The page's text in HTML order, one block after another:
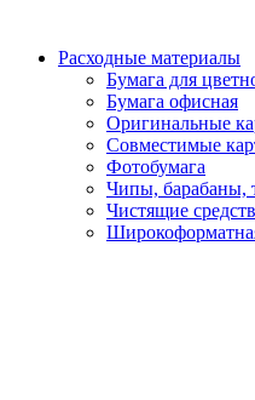
Расходные материалы
Бумага для
Бумага офисная
Оригинальные
Совместимые
Фотобумага
Чипы, барабаны,
Чистящие